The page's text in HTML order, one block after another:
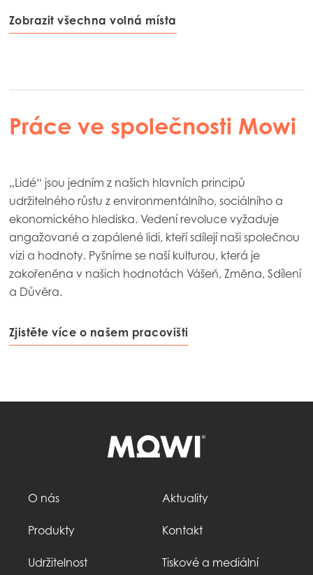
Zobrazit všechna volná místa
Práce ve společnosti Mowi
„Lidé“ jsou jedním z našich hlavních principů
udržitelného růstu z environmentálního, sociálního a
ekonomického hlediska. Vedení revoluce vyžaduje
angažované a zapálené lidi, kteří sdílejí naši společnou
vizi a hodnoty. Pyšníme se naší kulturou, která je
zakořeněna v našich hodnotách Vášeň, Změna, Sdílení
a Důvěra.
Zjistěte více o našem pracovišti
O nás
Produkty
Udržitelnost
Aktuality
Kontakt
Tiskové a mediální